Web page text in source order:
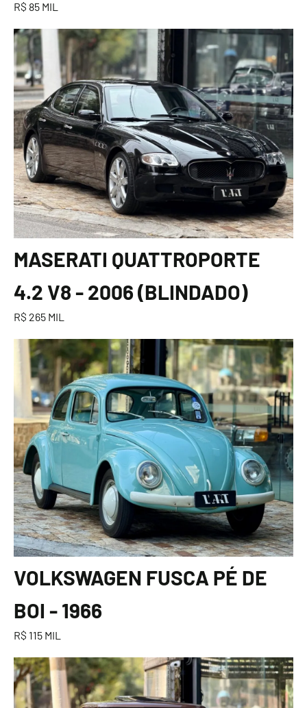
R$ 85 MIL
MASERATI QUATTROPORTE
4.2 V8 - 2006 (BLINDADO)
R$ 265 MIL
VOLKSWAGEN FUSCA PÉ DE
BOI - 1966
R$ 115 MIL